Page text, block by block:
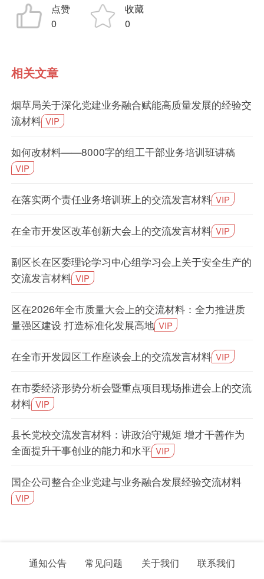
点赞
0
收藏
0
相关文章
烟草局关于深化党建业务融合赋能高质量发展的经验交
流材料 VIP
如何改材料——8000字的组工干部业务培训班讲稿
VIP
在落实两个责任业务培训班上的交流发言材料 VIP
在全市开发区改革创新大会上的交流发言材料 VIP
副区长在区委理论学习中心组学习会上关于安全生产的
交流发言材料 VIP
区在2026年全市质量大会上的交流材料：全力推进质
量强区建设 打造标准化发展高地 VIP
在全市开发园区工作座谈会上的交流发言材料 VIP
在市委经济形势分析会暨重点项目现场推进会上的交流
材料 VIP
县长党校交流发言材料：讲政治守规矩 增才干善作为
全面提升干事创业的能力和水平 VIP
国企公司整合企业党建与业务融合发展经验交流材料
VIP
通知公告 常见问题 关于我们 联系我们